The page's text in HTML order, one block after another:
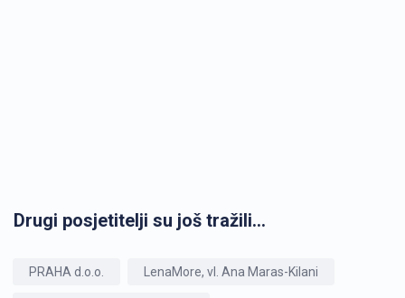
Drugi posjetitelji su još tražili...
PRAHA d.o.o. LenaMore, vl. Ana Maras-Kilani